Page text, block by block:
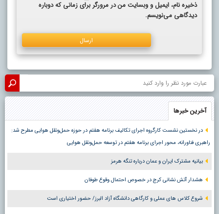
ذخیره نام، ایمیل و وبسایت من در مرورگر برای زمانی که دوباره
دیدگاهی می‌نویسم.
آخرین خبرها
در نخستین نشست کارگروه اجرای تکالیف برنامه هفتم در حوزه حمل‌ونقل هوایی مطرح شد:
راهبری فناورانه، محور اجرای برنامه هفتم در توسعه حمل‌ونقل هوایی
بیانیه مشترک ایران و عمان درباره تنگه هرمز
هشدار آتش نشانی کرج در خصوص احتمال وقوع طوفان
شروع کلاس های عملی و کارگاهی دانشگاه آزاد البرز/ حضور اختیاری است